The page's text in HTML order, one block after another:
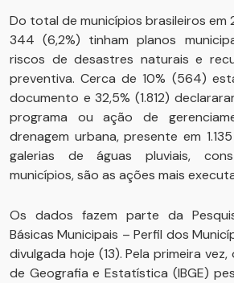
Do total de municípios brasileiros em
344 (6,2%) tinham planos
riscos de desastres naturais e
preventiva. Cerca de 10% (564)
documento e 32,5% (1.812)
programa ou ação de
drenagem urbana, presente em
galerias de águas pluviais,
municípios, são as ações mais
Os dados fazem parte da
Básicas Municipais – Perfil dos
divulgada hoje (13). Pela primeira
de Geografia e Estatística (IBGE)